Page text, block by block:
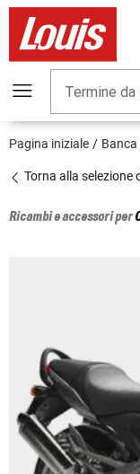
Termine
Pagina iniziale
Torna alla selezione
Ricambi e accessori per